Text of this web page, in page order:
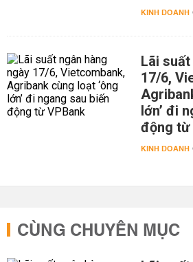
KINH DOANH
Lãi
17/6,
lớn’ đi
động từ
KINH DOANH
CÙNG CHUYÊN MỤC